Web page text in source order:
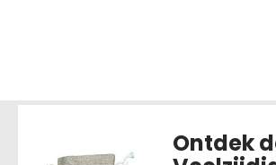
Ontdek